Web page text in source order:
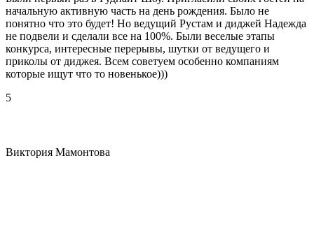
начальную активную часть на день рождения. Было не
понятно что это будет! Но ведущий Рустам и диджей Надежда
не подвели и сделали все на 100%. Были веселые этапы
конкурса, интересные перерывы, шутки от ведущего и
приколы от диджея. Всем советуем особенно компаниям
которые ищут что то новенькое)))
5
Виктория Мамонтова